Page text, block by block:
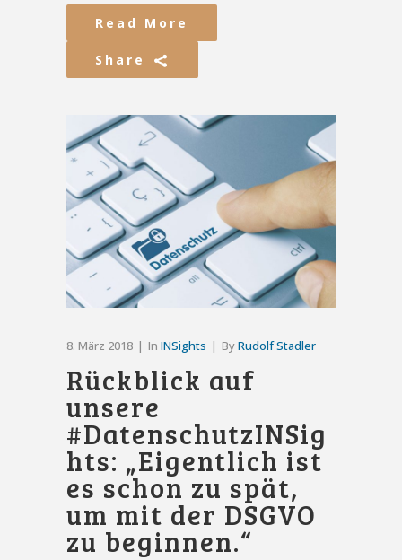
Read More
Share
8. März 2018 In INSights ByRudolf Stadler
Rückblick auf
unsere
#DatenschutzINSig
hts: „Eigentlich ist
es schon zu spät,
um mit der DSGVO
zu beginnen.“